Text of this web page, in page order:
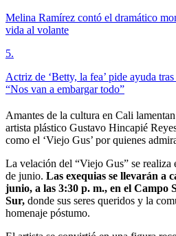
Melina Ramírez contó el dramático
vida al volante
5.
Actriz de ‘Betty, la fea’ pide ayuda
“Nos van a embargar todo”
Amantes de la cultura en Cali
artista plástico Gustavo Hincapié
como el ‘Viejo Gus’ por quienes
La velación del “Viejo Gus” se realiza
de junio. Las exequias se llevarán a
junio, a las 3:30 p. m., en el Campo
Sur, donde sus seres queridos y la
homenaje póstumo.